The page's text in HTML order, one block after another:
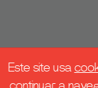
©
Este site usa